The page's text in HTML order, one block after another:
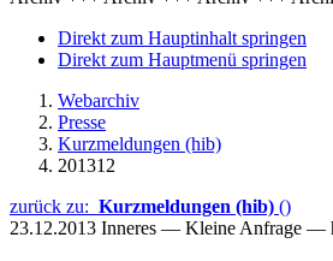
Direkt zum Hauptinhalt springen
Direkt zum Hauptmenü springen
Webarchiv
Presse
Kurzmeldungen (hib)
201312
zurück zu: Kurzmeldungen (hib) ()
23.12.2013 Inneres — Kleine Anfrage —